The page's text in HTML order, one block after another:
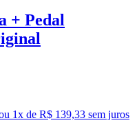
+ Pedal
1x de R$ 139,33 sem juros